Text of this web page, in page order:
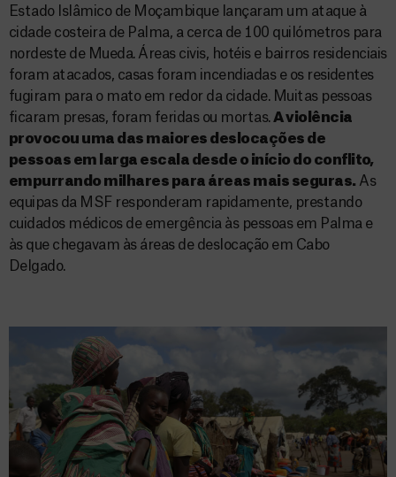
Estado Islâmico de Moçambique lançaram um ataque à
cidade costeira de Palma, a cerca de 100 quilómetros para
nordeste de Mueda. Áreas civis, hotéis e bairros residenciais
foram atacados, casas foram incendiadas e os residentes
fugiram para o mato em redor da cidade. Muitas pessoas
ficaram presas, foram feridas ou mortas. A violência
provocou uma das maiores deslocações de
pessoas em larga escala desde o início do conflito,
empurrando milhares para áreas mais seguras. As
equipas da MSF responderam rapidamente, prestando
cuidados médicos de emergência às pessoas em Palma e
às que chegavam às áreas de deslocação em Cabo
Delgado.